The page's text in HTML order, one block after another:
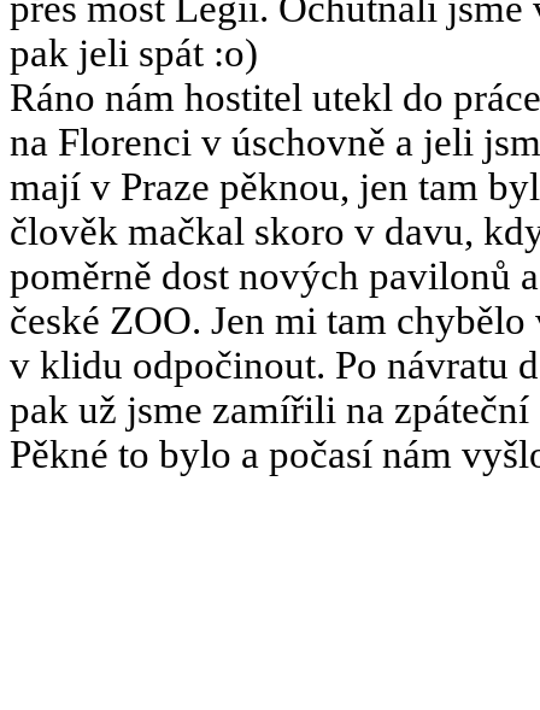
pak jeli spát :o)
Ráno nám hostitel utekl do
na Florenci v úschovně a jeli
mají v Praze pěknou, jen tam
člověk mačkal skoro v davu,
poměrně dost nových pavilonů
české ZOO. Jen mi tam
v klidu odpočinout. Po návratu
pak už jsme zamířili na
Pěkné to bylo a počasí nám